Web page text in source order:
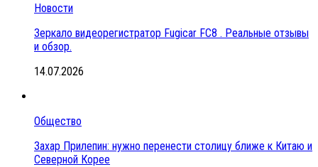
Новости
Зеркало видеорегистратор Fugicar FC8 . Реальные отзывы
и обзор.
14.07.2026
Общество
Захар Прилепин: нужно перенести столицу ближе к Китаю и
Северной Корее